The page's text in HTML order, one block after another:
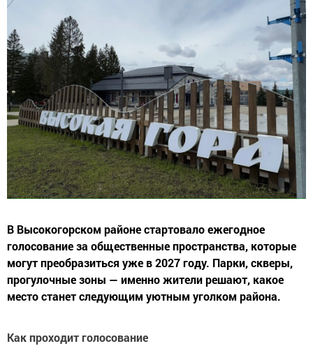
В Высокогорском районе стартовало ежегодное
голосование за общественные пространства, которые
могут преобразиться уже в 2027 году. Парки, скверы,
прогулочные зоны — именно жители решают, какое
место станет следующим уютным уголком района.
Как проходит голосование